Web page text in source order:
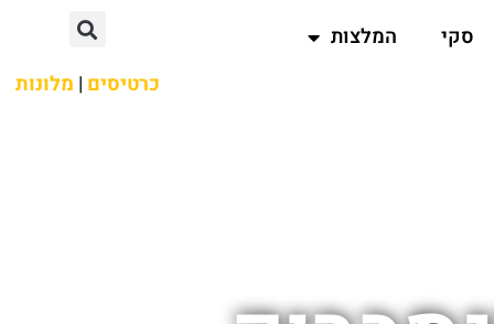
סקי
המלצות
כרטיסים | מלונות